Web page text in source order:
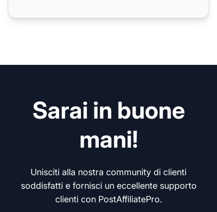
Sarai in buone
mani!
Unisciti alla nostra community di clienti
soddisfatti e fornisci un eccellente supporto
clienti con PostAffiliatePro.